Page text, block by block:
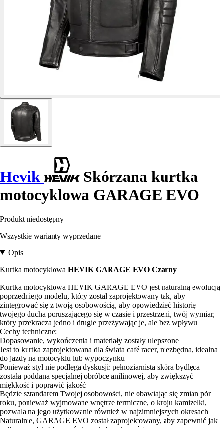
Hevik
Skórzana kurtka
motocyklowa GARAGE EVO
Produkt niedostępny
Wszystkie warianty wyprzedane
Opis
Kurtka motocyklowa HEVIK GARAGE EVO Czarny
Kurtka motocyklowa HEVIK GARAGE EVO jest naturalną ewolucją
poprzedniego modelu, który został zaprojektowany tak, aby
zintegrować się z twoją osobowością, aby opowiedzieć historię
twojego ducha poruszającego się w czasie i przestrzeni, twój wymiar,
który przekracza jedno i drugie przeżywając je, ale bez wpływu
Cechy techniczne:
Dopasowanie, wykończenia i materiały zostały ulepszone
Jest to kurtka zaprojektowana dla świata café racer, niezbędna, idealna
do jazdy na motocyklu lub wypoczynku
Ponieważ styl nie podlega dyskusji: pełnoziarnista skóra bydlęca
została poddana specjalnej obróbce anilinowej, aby zwiększyć
miękkość i poprawić jakość
Będzie sztandarem Twojej osobowości, nie obawiając się zmian pór
roku, ponieważ wyjmowane wnętrze termiczne, o kroju kamizelki,
pozwala na jego użytkowanie również w najzimniejszych okresach
Naturalnie, GARAGE EVO został zaprojektowany, aby zapewnić jak